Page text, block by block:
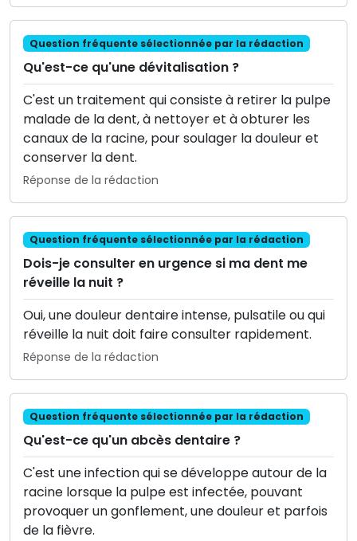
Question fréquente sélectionnée par la rédaction
Qu'est-ce qu'une dévitalisation ?
C'est un traitement qui consiste à retirer la pulpe
malade de la dent, à nettoyer et à obturer les
canaux de la racine, pour soulager la douleur et
conserver la dent.
Réponse de la rédaction
Question fréquente sélectionnée par la rédaction
Dois-je consulter en urgence si ma dent me
réveille la nuit ?
Oui, une douleur dentaire intense, pulsatile ou qui
réveille la nuit doit faire consulter rapidement.
Réponse de la rédaction
Question fréquente sélectionnée par la rédaction
Qu'est-ce qu'un abcès dentaire ?
C'est une infection qui se développe autour de la
racine lorsque la pulpe est infectée, pouvant
provoquer un gonflement, une douleur et parfois
de la fièvre.